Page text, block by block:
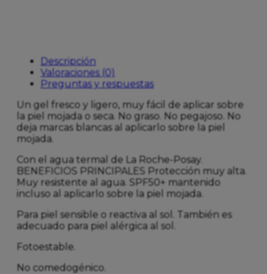
Descripción
Valoraciones (0)
Preguntas y respuestas
Un gel fresco y ligero, muy fácil de aplicar sobre
la piel mojada o seca. No graso. No pegajoso. No
deja marcas blancas al aplicarlo sobre la piel
mojada.
Con el agua termal de La Roche-Posay.
BENEFICIOS PRINCIPALES Protección muy alta.
Muy resistente al agua. SPF50+ mantenido
incluso al aplicarlo sobre la piel mojada.
Para piel sensible o reactiva al sol. También es
adecuado para piel alérgica al sol.
Fotoestable.
No comedogénico.